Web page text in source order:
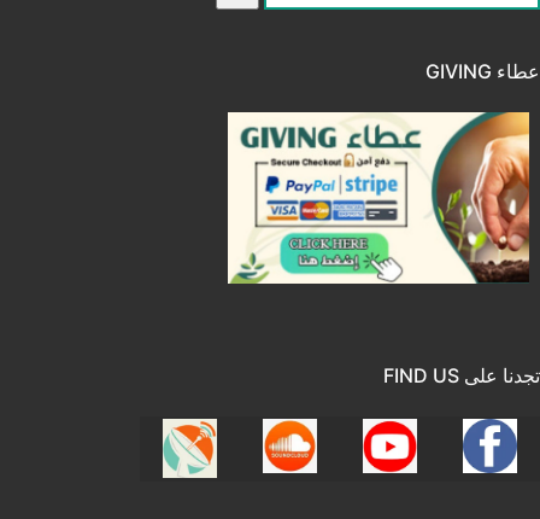
عن:
عطاء GIVING
تجدنا على FIND US